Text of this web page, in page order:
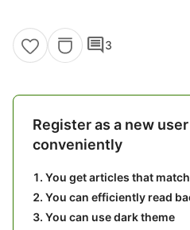
comment3
Register as a new
conveniently
You get articles that
You can efficiently read
You can use dark theme